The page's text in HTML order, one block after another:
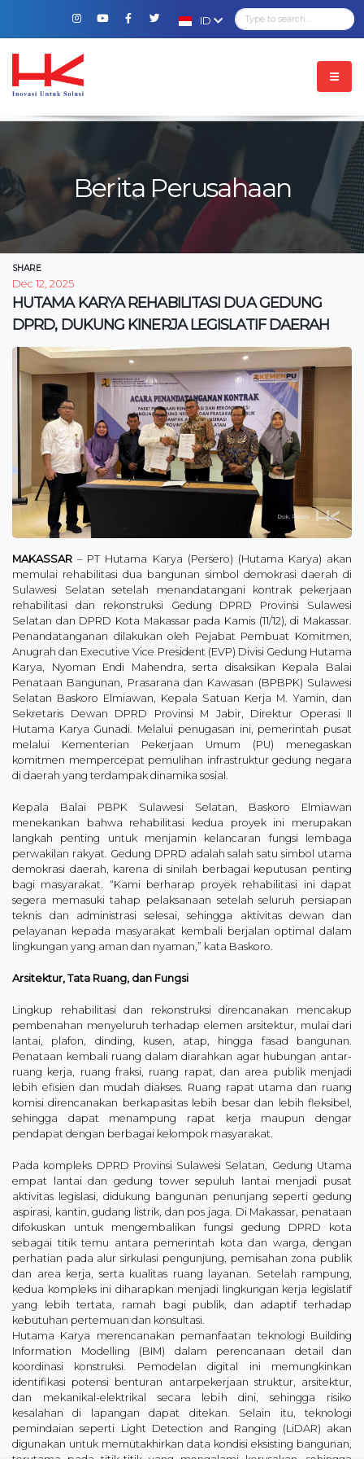
ID
Berita Perusahaan
SHARE
Dec 12, 2025
HUTAMA KARYA REHABILITASI DUA GEDUNG
DPRD, DUKUNG KINERJA LEGISLATIF DAERAH
MAKASSAR – PT Hutama Karya (Persero) (Hutama Karya) akan
memulai rehabilitasi dua bangunan simbol demokrasi daerah di
Sulawesi Selatan setelah menandatangani kontrak pekerjaan
rehabilitasi dan rekonstruksi Gedung DPRD Provinsi Sulawesi
Selatan dan DPRD Kota Makassar pada Kamis (11/12), di Makassar.
Penandatanganan dilakukan oleh Pejabat Pembuat Komitmen,
Anugrah dan Executive Vice President (EVP) Divisi Gedung Hutama
Karya, Nyoman Endi Mahendra, serta disaksikan Kepala Balai
Penataan Bangunan, Prasarana dan Kawasan (BPBPK) Sulawesi
Selatan Baskoro Elmiawan, Kepala Satuan Kerja M. Yamin, dan
Sekretaris Dewan DPRD Provinsi M Jabir, Direktur Operasi II
Hutama Karya Gunadi. Melalui penugasan ini, pemerintah pusat
melalui Kementerian Pekerjaan Umum (PU) menegaskan
komitmen mempercepat pemulihan infrastruktur gedung negara
di daerah yang terdampak dinamika sosial.
Kepala Balai PBPK Sulawesi Selatan, Baskoro Elmiawan
menekankan bahwa rehabilitasi kedua proyek ini merupakan
langkah penting untuk menjamin kelancaran fungsi lembaga
perwakilan rakyat. Gedung DPRD adalah salah satu simbol utama
demokrasi daerah, karena di sinilah berbagai keputusan penting
bagi masyarakat. “Kami berharap proyek rehabilitasi ini dapat
segera memasuki tahap pelaksanaan setelah seluruh persiapan
teknis dan administrasi selesai, sehingga aktivitas dewan dan
pelayanan kepada masyarakat kembali berjalan optimal dalam
lingkungan yang aman dan nyaman,” kata Baskoro.
Arsitektur, Tata Ruang, dan Fungsi
Lingkup rehabilitasi dan rekonstruksi direncanakan mencakup
pembenahan menyeluruh terhadap elemen arsitektur, mulai dari
lantai, plafon, dinding, kusen, atap, hingga fasad bangunan.
Penataan kembali ruang dalam diarahkan agar hubungan antar-
ruang kerja, ruang fraksi, ruang rapat, dan area publik menjadi
lebih efisien dan mudah diakses. Ruang rapat utama dan ruang
komisi direncanakan berkapasitas lebih besar dan lebih fleksibel,
sehingga dapat menampung rapat kerja maupun dengar
pendapat dengan berbagai kelompok masyarakat.
Pada kompleks DPRD Provinsi Sulawesi Selatan, Gedung Utama
empat lantai dan gedung tower sepuluh lantai menjadi pusat
aktivitas legislasi, didukung bangunan penunjang seperti gedung
aspirasi, kantin, gudang listrik, dan pos jaga. Di Makassar, penataan
difokuskan untuk mengembalikan fungsi gedung DPRD kota
sebagai titik temu antara pemerintah kota dan warga, dengan
perhatian pada alur sirkulasi pengunjung, pemisahan zona publik
dan area kerja, serta kualitas ruang layanan. Setelah rampung,
kedua kompleks ini diharapkan menjadi lingkungan kerja legislatif
yang lebih tertata, ramah bagi publik, dan adaptif terhadap
kebutuhan pertemuan dan konsultasi.
Hutama Karya merencanakan pemanfaatan teknologi Building
Information Modelling (BIM) dalam perencanaan detail dan
koordinasi konstruksi. Pemodelan digital ini memungkinkan
identifikasi potensi benturan antarpekerjaan struktur, arsitektur,
dan mekanikal-elektrikal secara lebih dini, sehingga risiko
kesalahan di lapangan dapat ditekan. Selain itu, teknologi
pemindaian seperti Light Detection and Ranging (LiDAR) akan
digunakan untuk memutakhirkan data kondisi eksisting bangunan,